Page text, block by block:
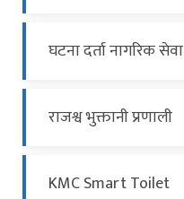
घटना दर्ता नागरिक सेवा
राजश्व भुक्तानी प्रणाली
KMC Smart Toilet